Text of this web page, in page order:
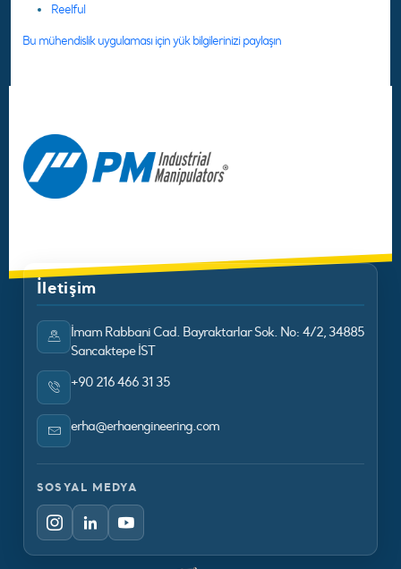
Reelful
Bu mühendislik uygulaması için yük bilgilerinizi paylaşın
İletişim
İmam Rabbani Cad. Bayraktarlar Sok. No: 4/2, 34885
Sancaktepe İST
+90 216 466 31 35
erha@erhaengineering.com
SOSYAL MEDYA